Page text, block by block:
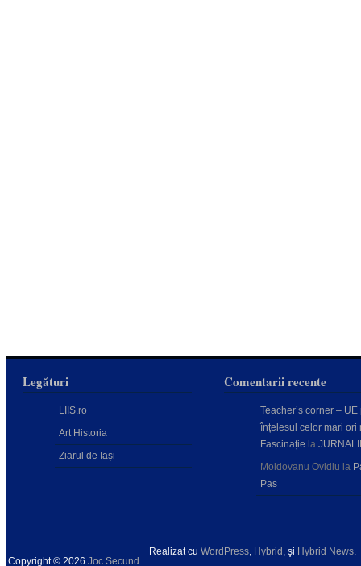
Legături
LIIS.ro
Art Historia
Ziarul de Iași
Comentarii recente
Teacher’s corner – UE
înțelesul celor mari ori
Fascinație la
Moldovanu Ovidiu la
Pas
Copyright © 2026 Joc Secund .
Realizat cu WordPress, Hybrid , şi Hybrid News.